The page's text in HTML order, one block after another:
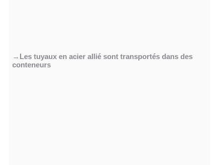
→Les tuyaux en acier allié sont transportés dans des
conteneurs